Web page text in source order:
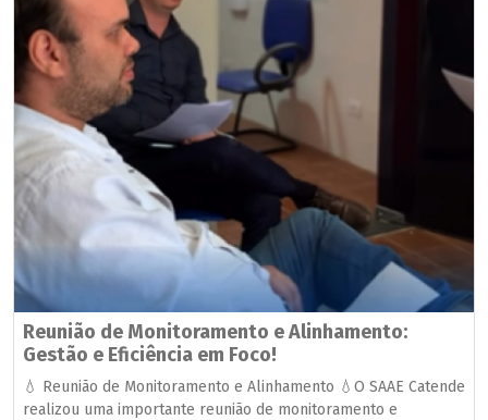
Reunião de Monitoramento e Alinhamento:
Gestão e Eficiência em Foco!
💧 Reunião de Monitoramento e Alinhamento 💧O SAAE Catende
realizou uma importante reunião de monitoramento e